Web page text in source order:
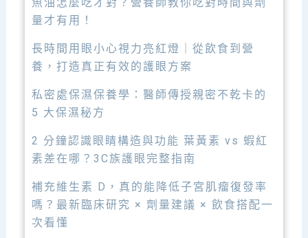
量才有用！
長時間用眼小心視力亮紅燈｜從飲食到營
養，打造真正有效的護眼方案
私密處保濕保養學：醫師傳授親密不乾卡的
5 大保濕秘方
2 分鐘認識眼睛構造與功能 葉黃素 vs 蝦紅
素差在哪？3C族護眼完整指南
補充維生素 D，真的能降低子宮肌瘤復發率
嗎？最新臨床研究 × 劑量建議 × 飲食搭配一
次看懂